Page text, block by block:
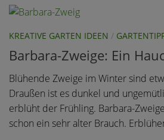
KREATIVE GARTEN IDEEN /
Barbara-Zweige: Ein
Blühende Zweige im Winter sind
Draußen ist es dunkel und
erblüht der Frühling. Barbara-
schon ein sehr alter Brauch.